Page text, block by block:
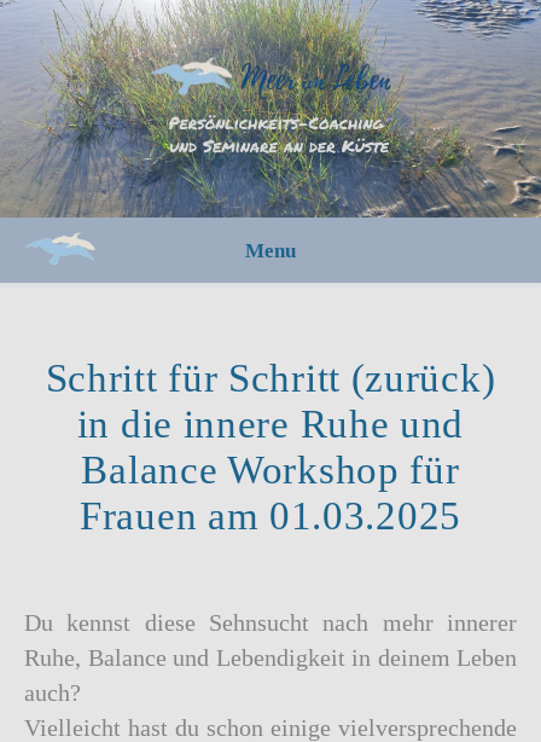
Menu
Schritt für Schritt (zurück)
in die innere Ruhe und
Balance Workshop für
Frauen am 01.03.2025
Du kennst diese Sehnsucht nach mehr innerer
Ruhe, Balance und Lebendigkeit in deinem Leben
auch?
Vielleicht hast du schon einige vielversprechende